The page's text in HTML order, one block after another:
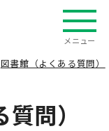
メニュー
図書館（よくある質問）
問）